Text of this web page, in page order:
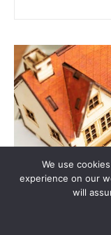
We use
experience on our
will